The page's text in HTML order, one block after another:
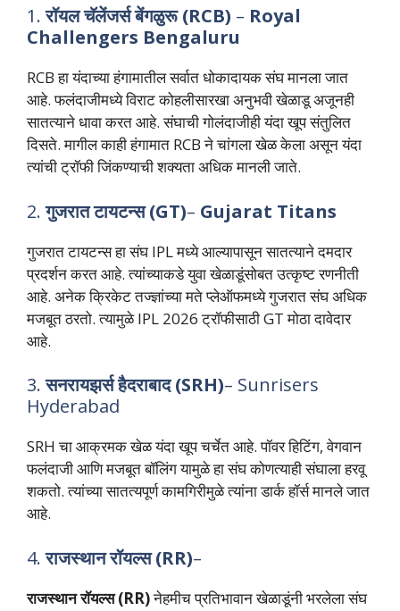
1.रॉयल चॅलेंजर्स बेंगळुरू (RCB) – Royal
Challengers Bengaluru
RCB हा यंदाच्या हंगामातील सर्वात धोकादायक संघ मानला जात
आहे. फलंदाजीमध्ये विराट कोहलीसारखा अनुभवी खेळाडू अजूनही
सातत्याने धावा करत आहे. संघाची गोलंदाजीही यंदा खूप संतुलित
दिसते. मागील काही हंगामात RCB ने चांगला खेळ केला असून यंदा
त्यांची ट्रॉफी जिंकण्याची शक्यता अधिक मानली जाते.
2.गुजरात टायटन्स(GT)– Gujarat Titans
गुजरात टायटन्स हा संघ IPL मध्ये आल्यापासून सातत्याने दमदार
प्रदर्शन करत आहे. त्यांच्याकडे युवा खेळाडूंसोबत उत्कृष्ट रणनीती
आहे. अनेक क्रिकेट तज्ज्ञांच्या मते प्लेऑफमध्ये गुजरात संघ अधिक
मजबूत ठरतो. त्यामुळे IPL 2026 ट्रॉफीसाठी GT मोठा दावेदार
आहे.
3.सनरायझर्स हैदराबाद (SRH)– Sunrisers
Hyderabad
SRH चा आक्रमक खेळ यंदा खूप चर्चेत आहे. पॉवर हिटिंग, वेगवान
फलंदाजी आणि मजबूत बॉलिंग यामुळे हा संघ कोणत्याही संघाला हरवू
शकतो. त्यांच्या सातत्यपूर्ण कामगिरीमुळे त्यांना डार्क हॉर्स मानले जात
आहे.
4.राजस्थान रॉयल्स (RR)–
राजस्थान रॉयल्स (RR)नेहमीच प्रतिभावान खेळाडूंनी भरलेला संघ